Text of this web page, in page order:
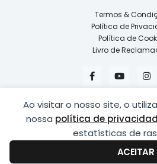
Ao visitar o nosso site, o
nossa política de
estatísticas de
ACEITAR
Termos &
Política de
Política de
Livro de
F
a
c
b
o
o
k
-
Y
o
u
u
b
e
I
n
s
a
g
r
a
m
COPYRIGHT © 2026LUSÍADAS,
DESENVOLVIDO POR